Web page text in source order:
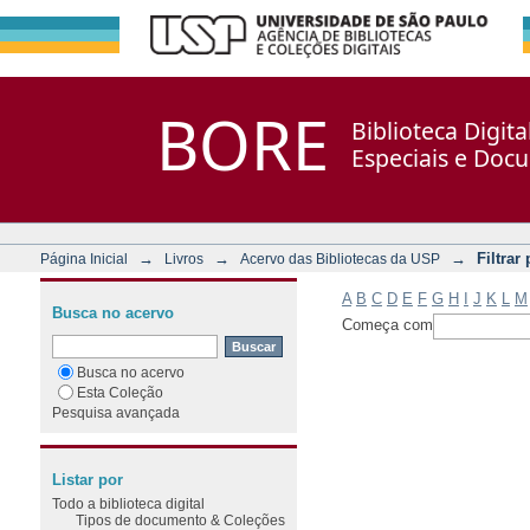
BORE
Biblioteca
Especiais e
Página Inicial → Livros → Acervo das Bibliotecas da USP → Filtrar
A B C D E F G H J K
M
Começa com
Busca no acervo
Busca no acervo
Esta Coleção
Pesquisa avançada
Listar por
Todo a biblioteca digital
Tipos de documento & Coleções